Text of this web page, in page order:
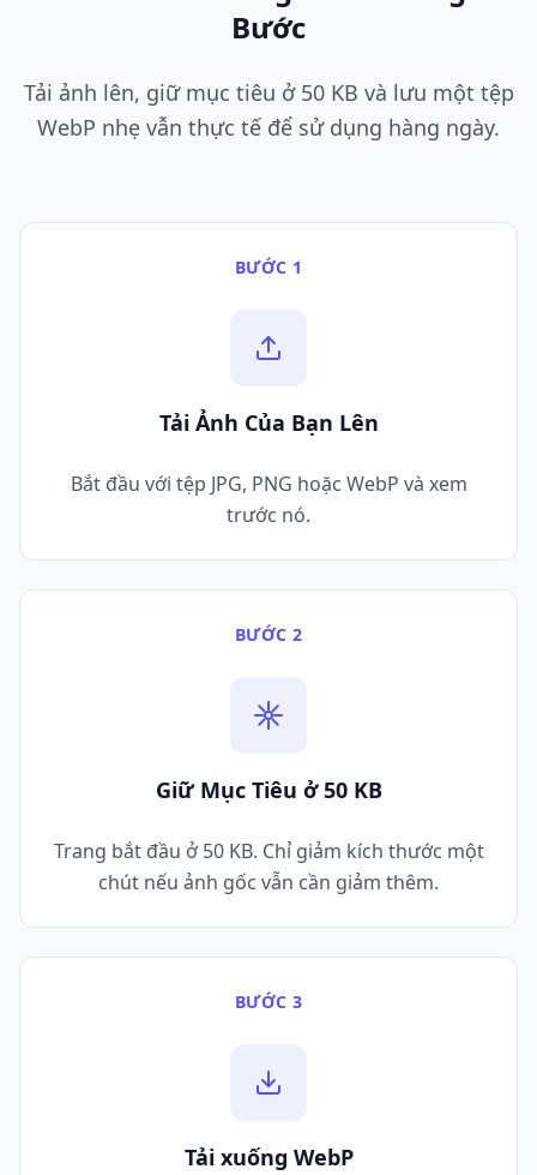
Bước
Tải ảnh lên, giữ mục tiêu ở 50 KB và lưu một tệp
WebP nhẹ vẫn thực tế để sử dụng hàng ngày.
BƯỚC 1
Tải Ảnh Của Bạn Lên
Bắt đầu với tệp JPG, PNG hoặc WebP và xem
trước nó.
BƯỚC 2
Giữ Mục Tiêu ở 50 KB
Trang bắt đầu ở 50 KB. Chỉ giảm kích thước một
chút nếu ảnh gốc vẫn cần giảm thêm.
BƯỚC 3
Tải xuống WebP